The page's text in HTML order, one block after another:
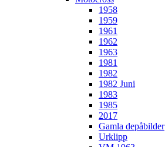
1958
1959
1961
1962
1963
1981
1982
1982 Juni
1983
1985
2017
Gamla depåbilder
Urklipp